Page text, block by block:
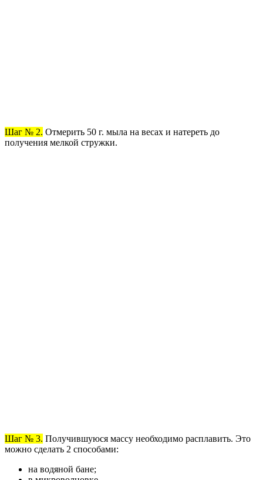
Шаг № 2. Отмерить 50 г. мыла на весах и натереть до
получения мелкой стружки.
Шаг № 3. Получившуюся массу необходимо расплавить. Это
можно сделать 2 способами:
на водяной бане;